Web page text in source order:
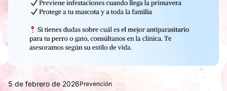
5 de febrero de 2026Prevención